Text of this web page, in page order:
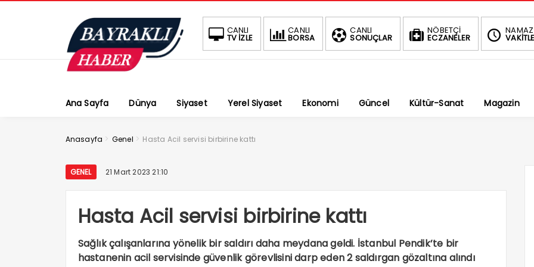
CANLI
TV İZLE
CANLI
BORSA
CANLI
SONUÇLAR
NÖBETÇİ
ECZANELER
NAMAZ
BIST
-1.02% 1.696,53
DOLAR
% 47,5641
Ana Sayfa Dünya Siyaset Yerel Siyaset Ekonomi Güncel Kültür-Sanat Magazin
Anasayfa > Genel > Hasta Acil servisi birbirine kattı
GENEL 21 Mart 2023 21:10
Hasta Acil servisi birbirine kattı
Sağlık çalışanlarına yönelik bir saldırı daha meydana geldi. İstanbul Pendik’te bir
hastanenin acil servisinde güvenlik görevlisini darp eden 2 saldırgan gözaltına alındı